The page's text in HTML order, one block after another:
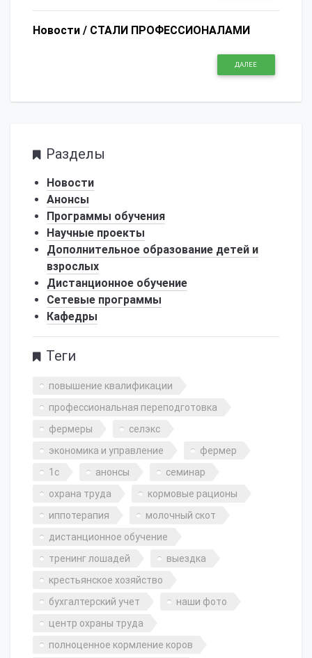
Новости / СТАЛИ ПРОФЕССИОНАЛАМИ
ДАЛЕЕ
Разделы
Новости
Анонсы
Программы обучения
Научные проекты
Дополнительное образование детей и
взрослых
Дистанционное обучение
Сетевые программы
Кафедры
Теги
повышение квалификации
профессиональная переподготовка
фермеры
селэкс
экономика и управление
фермер
1с
анонсы
семинар
охрана труда
кормовые рационы
иппотерапия
молочный скот
дистанционное обучение
тренинг лошадей
выездка
крестьянское хозяйство
бухгалтерский учет
наши фото
центр охраны труда
полноценное кормление коров